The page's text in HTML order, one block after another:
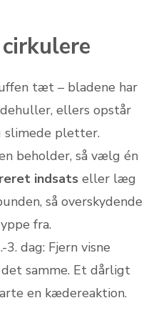
tæt – bladene har
ellers opstår
slimede pletter.
beholder, så vælg én
indsats eller læg
så overskydende
fra.
3. dag: Fjern visne
samme. Et dårligt
en kædereaktion.